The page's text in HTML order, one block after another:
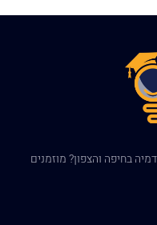
בחיפה והצפון? מוזמנים